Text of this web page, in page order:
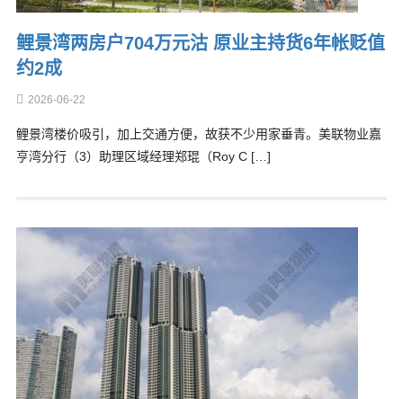
鲤景湾两房户704万元沽 原业主持货6年帐贬值
约2成
2026-06-22
鲤景湾楼价吸引，加上交通方便，故获不少用家垂青。美联物业嘉
亨湾分行（3）助理区域经理郑琨（Roy C […]